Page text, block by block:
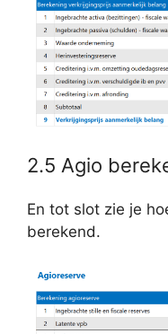
2.5 Agio
En tot slot zie je
berekend.